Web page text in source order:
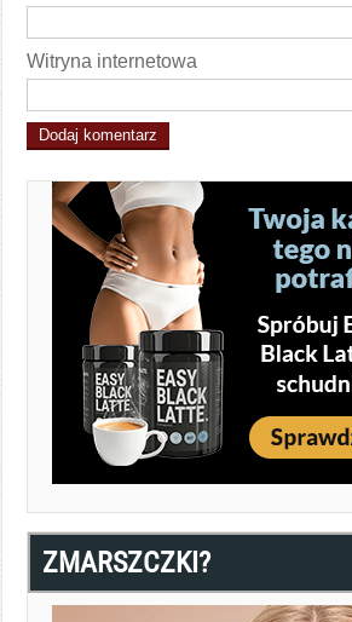
Witryna internetowa
ZMARSZCZKI?